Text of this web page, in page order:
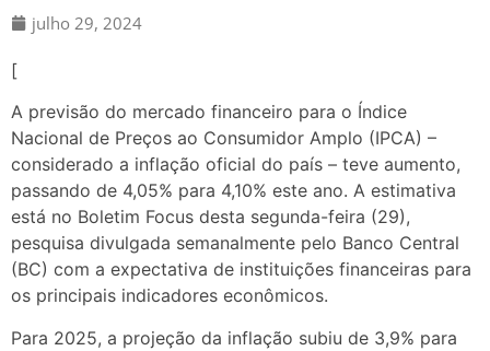
julho 29, 2024
[
A previsão do mercado financeiro para o Índice
Nacional de Preços ao Consumidor Amplo (IPCA) –
considerado a inflação oficial do país – teve aumento,
passando de 4,05% para 4,10% este ano. A estimativa
está no Boletim Focus desta segunda-feira (29),
pesquisa divulgada semanalmente pelo Banco Central
(BC) com a expectativa de instituições financeiras para
os principais indicadores econômicos.
Para 2025, a projeção da inflação subiu de 3,9% para